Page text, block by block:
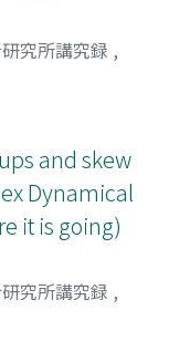
究所講究録 ,
and skew
Dynamical
it is going)
究所講究録 ,